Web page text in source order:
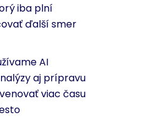
iba plní
ďalší smer
AI
aj prípravu
viac času